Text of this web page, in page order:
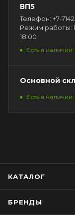
ВП5
Телефон: +7-7142-
Режим работы:
18:00
Есть в наличии:
Основной
Есть в
КАТАЛОГ
БРЕНДЫ